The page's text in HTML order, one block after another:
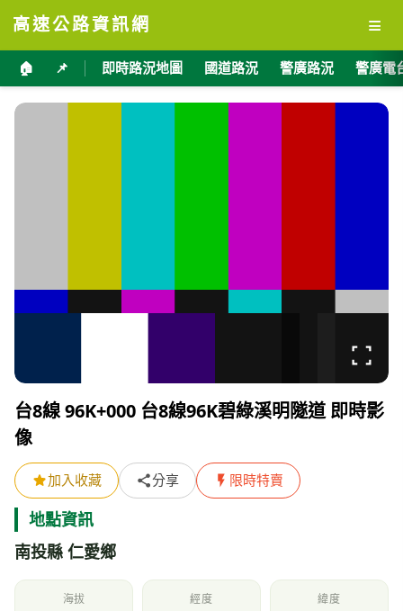
高速公路資訊網 ≡
🏠 📌 即時路況地圖 國道路況 警廣路況 警廣電
台8線 96K+000 台8線96K碧綠溪明隧道 即時影
像
加入收藏 分享 限時特賣
地點資訊
南投縣 仁愛鄉
海拔 經度 緯度